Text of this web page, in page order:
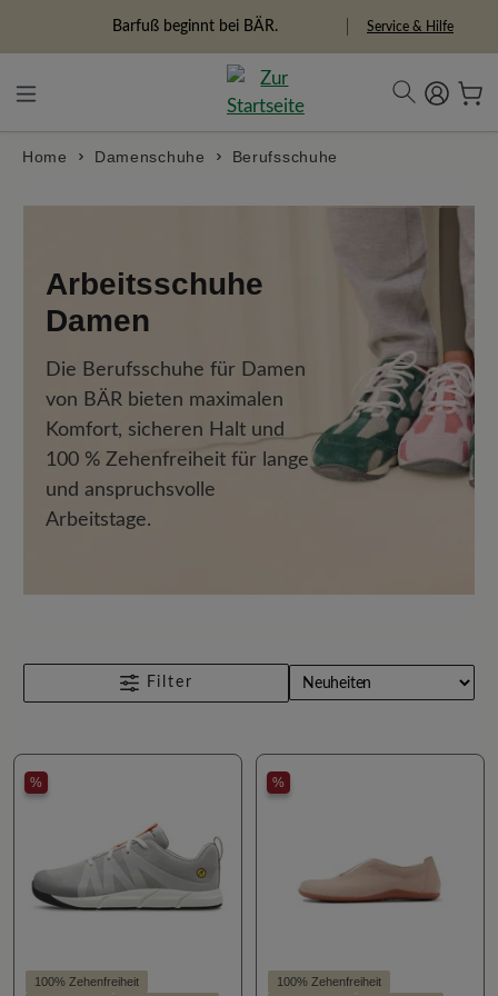
Barfuß beginnt bei BÄR.
Freiheitspioniere Service & Hilfe
Home Damenschuhe Berufsschuhe
Arbeitsschuhe
Damen
Die Berufsschuhe für Damen
von BÄR bieten maximalen
Komfort, sicheren Halt und
100 % Zehenfreiheit für lange
und anspruchsvolle
Arbeitstage.
Filter
%
100% Zehenfreiheit
%
100% Zehenfreiheit